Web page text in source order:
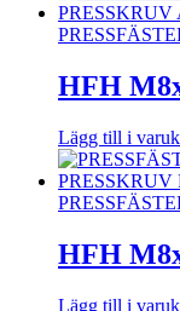
HFH
Lägg till i
HFH
Lägg till i